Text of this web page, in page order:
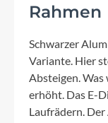
Rahmen
Schwarzer
Variante. Hier
Absteigen.
erhöht. Das E-
Laufrädern.